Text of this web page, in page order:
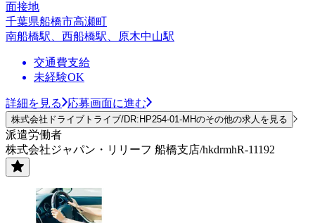
面接地
千葉県船橋市高瀬町
南船橋駅、西船橋駅、原木中山駅
交通費支給
未経験OK
詳細を見る 応募画面に進む
株式会社ドライブトライブ/DR:HP254-01-MHのその他の求人を見る
派遣労働者
株式会社ジャパン・リリーフ 船橋支店/hkdrmhR-11192